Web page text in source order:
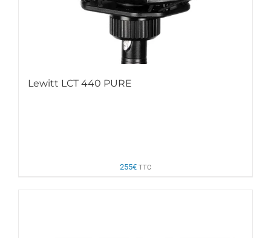
Lewitt LCT 440 PURE
255€ TTC